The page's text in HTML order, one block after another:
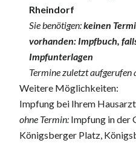
Rheindorf
Sie benötigen:keinen
vorhanden: Impfbuch,
Impfunterlagen
Termine zuletzt
Weitere Möglichkeiten:
Impfung bei Ihrem Hausarzt
ohne Termin: Impfung in der
Königsberger Platz,